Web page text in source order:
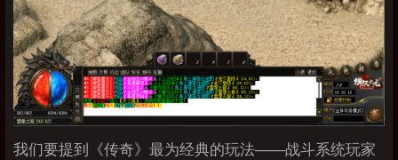
我们要提到《传奇》最为经典的玩法——战斗系统玩家